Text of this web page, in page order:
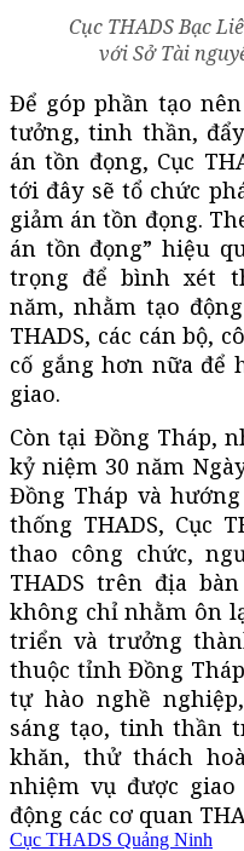
Cục THADS Bạc
với Sở Tài
Để góp phần tạo
tưởng, tinh thần,
án tồn đọng, Cục
tới đây sẽ tổ chức
giảm án tồn đọng.
án tồn đọng” hiệu
trọng để bình xét
năm, nhằm tạo
THADS, các cán bộ,
cố gắng hơn nữa để
giao.
Còn tại Đồng Tháp,
kỷ niệm 30 năm
Đồng Tháp và
thống THADS, Cục
thao công chức,
THADS trên địa
không chỉ nhằm ôn
triển và trưởng
thuộc tỉnh Đồng
tự hào nghề
sáng tạo, tinh thần
khăn, thử thách
nhiệm vụ được
động các cơ quan
Cục THADS Quảng Ninh